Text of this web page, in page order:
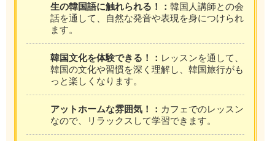
生の韓国語に触れられる！： 韓国人講師との会
話を通して、自然な発音や表現を身につけられ
ます。
韓国文化を体験できる！： レッスンを通して、
韓国の文化や習慣を深く理解し、韓国旅行がも
っと楽しくなります。
アットホームな雰囲気！： カフェでのレッスン
なので、リラックスして学習できます。